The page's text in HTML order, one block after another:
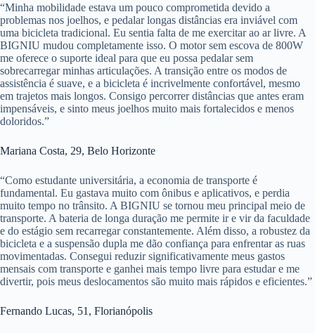
“Minha mobilidade estava um pouco comprometida devido a
problemas nos joelhos, e pedalar longas distâncias era inviável com
uma bicicleta tradicional. Eu sentia falta de me exercitar ao ar livre. A
BIGNIU mudou completamente isso. O motor sem escova de 800W
me oferece o suporte ideal para que eu possa pedalar sem
sobrecarregar minhas articulações. A transição entre os modos de
assistência é suave, e a bicicleta é incrivelmente confortável, mesmo
em trajetos mais longos. Consigo percorrer distâncias que antes eram
impensáveis, e sinto meus joelhos muito mais fortalecidos e menos
doloridos.”
Mariana Costa, 29, Belo Horizonte
“Como estudante universitária, a economia de transporte é
fundamental. Eu gastava muito com ônibus e aplicativos, e perdia
muito tempo no trânsito. A BIGNIU se tornou meu principal meio de
transporte. A bateria de longa duração me permite ir e vir da faculdade
e do estágio sem recarregar constantemente. Além disso, a robustez da
bicicleta e a suspensão dupla me dão confiança para enfrentar as ruas
movimentadas. Consegui reduzir significativamente meus gastos
mensais com transporte e ganhei mais tempo livre para estudar e me
divertir, pois meus deslocamentos são muito mais rápidos e eficientes.”
Fernando Lucas, 51, Florianópolis